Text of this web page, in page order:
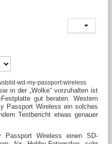
in der „Wolke“ vorzuhalten ist
gut beraten. Western
Passport Wireless ein solches
Testbericht etwas genauer
Wireless einen SD-